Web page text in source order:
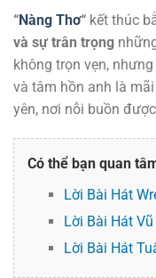
“Nàng Thơ“ kết thúc
và sự trân trọng
không trọn vẹn,
và tâm hồn anh là
yên, nơi nỗi buồn
Có thể bạn quan
Lời Bài Hát
Lời Bài Hát
Lời Bài Hát